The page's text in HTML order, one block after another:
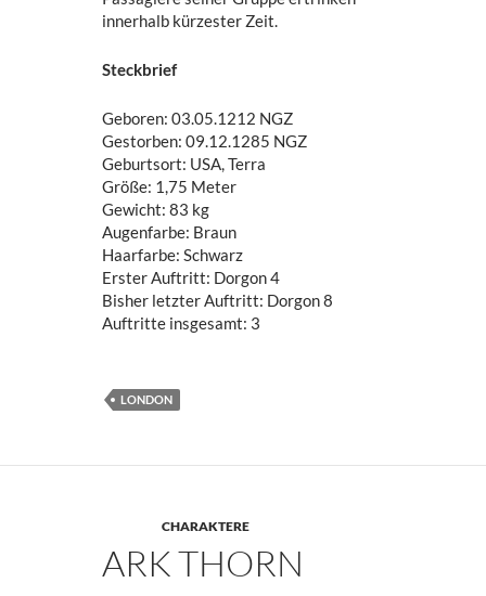
innerhalb kürzester Zeit.
Steckbrief
Geboren: 03.05.1212 NGZ
Gestorben: 09.12.1285 NGZ
Geburtsort: USA, Terra
Größe: 1,75 Meter
Gewicht: 83 kg
Augenfarbe: Braun
Haarfarbe: Schwarz
Erster Auftritt: Dorgon 4
Bisher letzter Auftritt: Dorgon 8
Auftritte insgesamt: 3
LONDON
CHARAKTERE
ARK THORN